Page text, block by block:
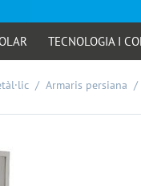
TECNOLOGIA I
/ Armaris persiana /